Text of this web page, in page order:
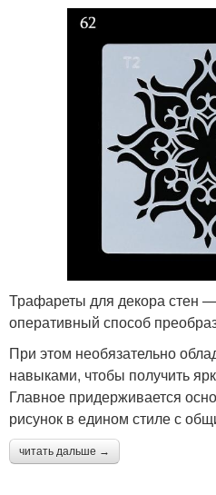
Трафареты для декора стен
оперативный способ
При этом необязательно
навыками, чтобы получить
Главное придерживается
рисунок в едином стиле с
читать дальше →